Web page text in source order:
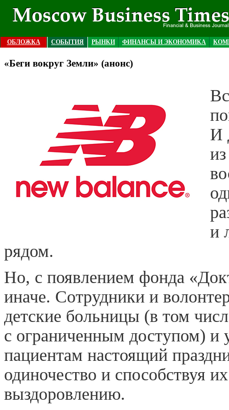
ОБЛОЖКА СОБЫТИЯ РЫНКИ ФИНАНСЫ И ЭКОНОМИКА
«Беги вокруг Земли» (анонс)
И
и
рядом.
Но, с появлением фонда
иначе. Сотрудники и
детские больницы (в том
с ограниченным доступом) и
пациентам настоящий
одиночество и способствуя
выздоровлению.